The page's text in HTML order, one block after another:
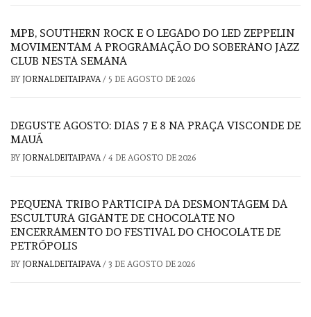
MPB, SOUTHERN ROCK E O LEGADO DO LED ZEPPELIN
MOVIMENTAM A PROGRAMAÇÃO DO SOBERANO JAZZ
CLUB NESTA SEMANA
BY JORNALDEITAIPAVA/ 5 DE AGOSTO DE 2026
DEGUSTE AGOSTO: DIAS 7 E 8 NA PRAÇA VISCONDE DE
MAUÁ
BY JORNALDEITAIPAVA/ 4 DE AGOSTO DE 2026
PEQUENA TRIBO PARTICIPA DA DESMONTAGEM DA
ESCULTURA GIGANTE DE CHOCOLATE NO
ENCERRAMENTO DO FESTIVAL DO CHOCOLATE DE
PETRÓPOLIS
BY JORNALDEITAIPAVA/ 3 DE AGOSTO DE 2026